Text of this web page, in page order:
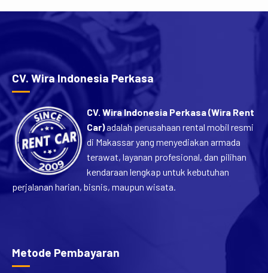
CV. Wira Indonesia Perkasa
Car)adalah perusahaan rental mobil resmi
di Makassar yang menyediakan armada
terawat, layanan profesional, dan pilihan
kendaraan lengkap untuk kebutuhan
perjalanan harian, bisnis, maupun wisata.